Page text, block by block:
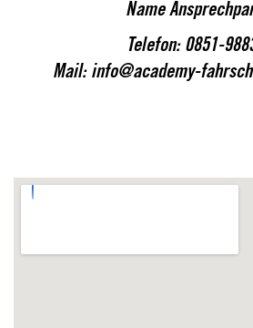
Name
Telefon: 0851-
Mail: info@academy-